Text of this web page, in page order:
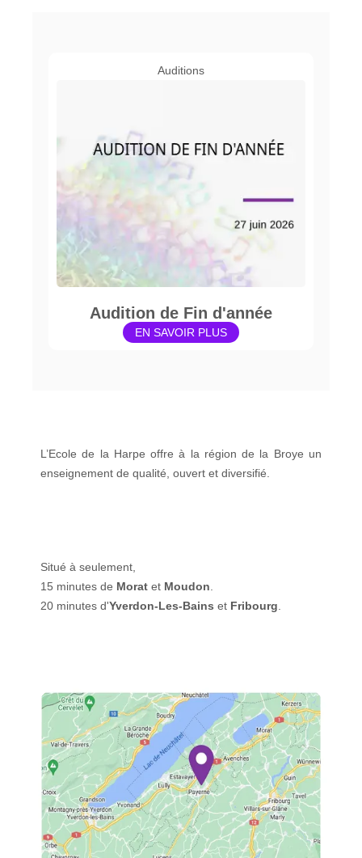
Auditions
Audition de Fin d'année
EN SAVOIR PLUS
L’Ecole de la Harpe offre à la région de la Broye un
enseignement de qualité, ouvert et diversifié.
Situé à seulement,
15 minutes de Morat et Moudon
20 minutes d'Yverdon-Les-Bains et Fribourg